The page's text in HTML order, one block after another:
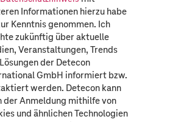
Informationen hierzu habe
Kenntnis genommen. Ich
zukünftig über aktuelle
Veranstaltungen, Trends
der Detecon
GmbH informiert bzw.
werden. Detecon kann
der Anmeldung mithilfe von
und ähnlichen Technologien